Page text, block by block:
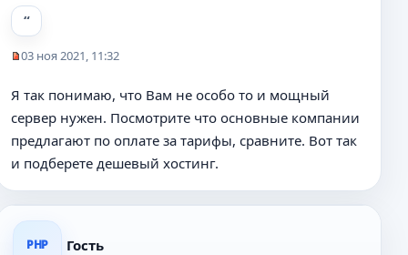
щ
е
н
и
п
р
о
ч
и
т
а
н
н
03 ноя 2021, 11:32
Я так понимаю, что Вам не особо то и мощный
сервер нужен. Посмотрите что основные компании
предлагают по оплате за тарифы, сравните. Вот так
и подберете дешевый хостинг.
PHP Гость